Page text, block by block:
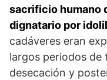
sacrificio humano
dignatario por
cadáveres eran
largos periodos de
desecación y